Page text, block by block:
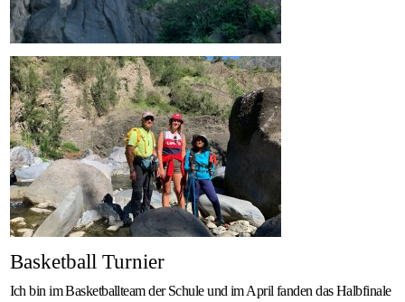
Basketball Turnier
Ich bin im Basketballteam der Schule und im April fanden das Halbfinale